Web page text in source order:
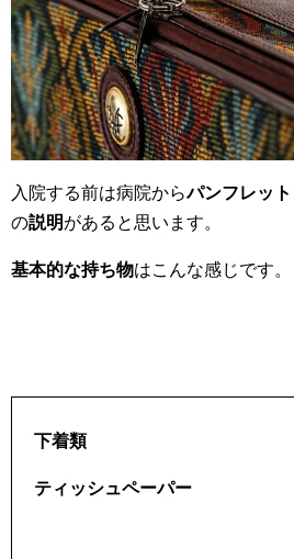
入院する前は病院からパンフレット
の説明があると思います。
基本的な持ち物はこんな感じです。
下着類
ティッシュペーパー